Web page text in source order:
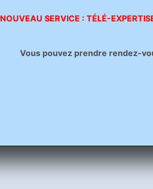
NOUVEAU SERVICE : TÉLÉ-
Vous pouvez prendre rendez-